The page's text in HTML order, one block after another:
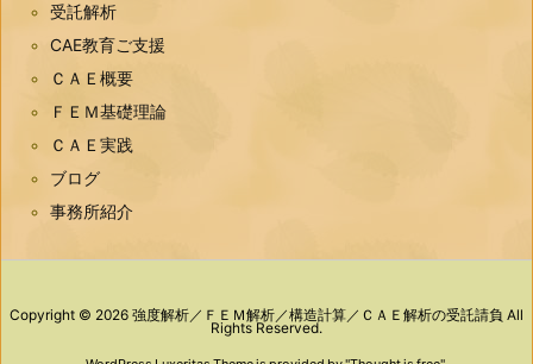
受託解析
CAE教育ご支援
ＣＡＥ概要
ＦＥＭ基礎理論
ＣＡＥ実践
ブログ
事務所紹介
Copyright © 2026 強度解析／ＦＥＭ解析／構造計算／ＣＡＥ解析の受託請負 All
Rights Reserved.